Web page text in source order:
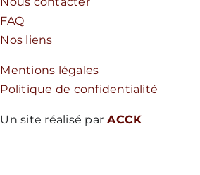
FAQ
Nos liens
Mentions légales
Politique de confidentialité
Un site réalisé par ACCK